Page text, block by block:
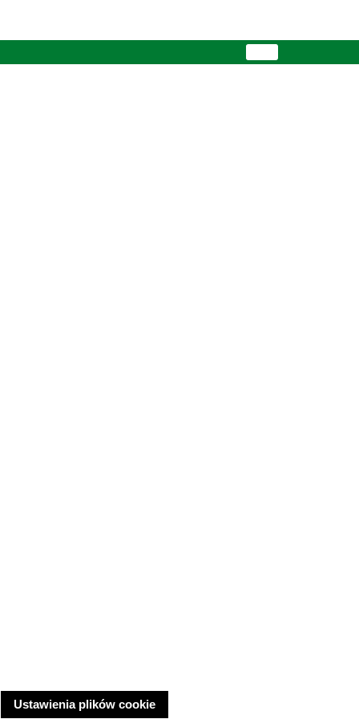
Ustawienia plików cookie